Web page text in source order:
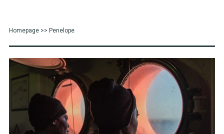
Homepage>> Penelope